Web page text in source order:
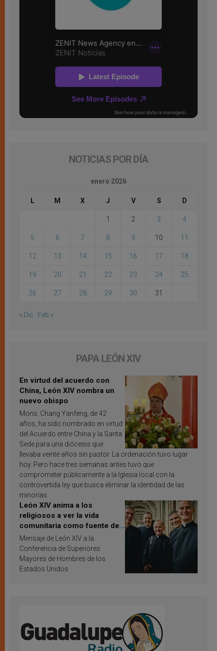
NOTICIAS POR DÍA
enero 2026
L M X J V S D
1 2 3 4
5 6 7 8 9 10 11
12 13 14 15 16 17 18
19 20 21 22 23 24 25
26 27 28 29 30 31
« Dic Feb »
PAPA LEÓN XIV
En virtud del acuerdo con
China, León XIV nombra un
nuevo obispo
Mons. Chang Yanfeng, de 42
años, ha sido nombrado en virtud
del Acuerdo entre China y la Santa
Sede para una diócesis que
llevaba veinte años sin pastor. La ordenación tuvo lugar
hoy. Pero hace tres semanas antes tuvo que
comprometer públicamente a la Iglesia local con la
controvertida ley que busca eliminar la identidad de las
minorías.
León XIV anima a los
religiosos a ver la vida
comunitaria como fuente de
inspiración y santificación
Mensaje de León XIV a la
Conferencia de Superiores
Mayores de Hombres de los
Estados Unidos